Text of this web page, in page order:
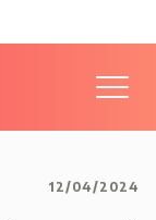
12/04/2024